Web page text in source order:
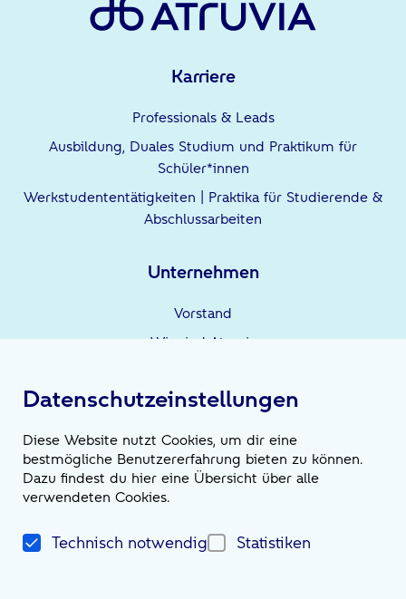
Datenschutzeinstellungen
Diese Website nutzt Cookies, um dir eine
bestmögliche Benutzererfahrung bieten zu können.
Dazu findest du hier eine Übersicht über alle
verwendeten Cookies.
Technisch notwendig Statistiken
Karriere
Professionals & Leads
Ausbildung, Duales Studium und Praktikum für
Schüler*innen
Werkstudententätigkeiten | Praktika für Studierende &
Abschlussarbeiten
Unternehmen
Vorstand
Wir sind Atruvia
Wir sind die Möglichmacher*innen